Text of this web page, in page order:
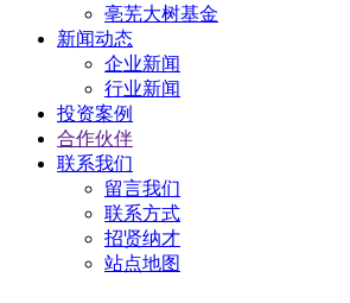
亳芜大树基金
新闻动态
企业新闻
行业新闻
投资案例
合作伙伴
联系我们
留言我们
联系方式
招贤纳才
站点地图